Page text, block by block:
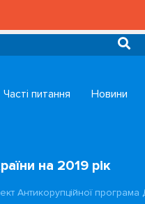
Часті питання Новини
на 2019 рік
Антикорупційної програма